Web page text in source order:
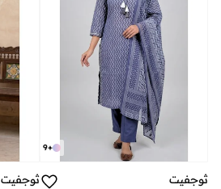
+
9
ثوجفيت
ثوجفيت